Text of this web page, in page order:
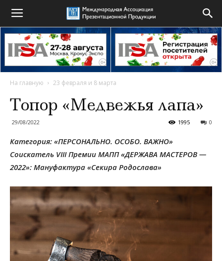
На главную 23 февраля и 8 марта
Топор «Медвежья лапа»
29/08/2022 0
1995
Категория: «ПЕРСОНАЛЬНО. ОСОБО. ВАЖНО»
Соискатель VIII Премии МАПП «ДЕРЖАВА МАСТЕРОВ —
2022»: Мануфактура «Секира Родослава»